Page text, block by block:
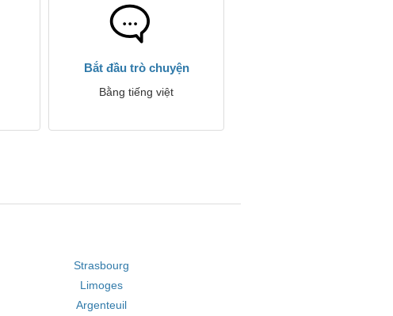
Bắt đầu trò chuyện
Bằng tiếng việt
Strasbourg
Limoges
Argenteuil